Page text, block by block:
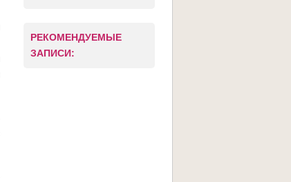
РЕКОМЕНДУЕМЫЕ
ЗАПИСИ: